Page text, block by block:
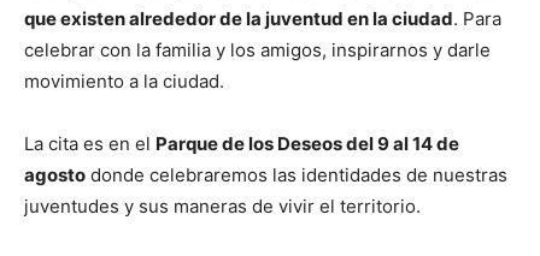
que existen alrededor de la juventud en la ciudad. Para
celebrar con la familia y los amigos, inspirarnos y darle
movimiento a la ciudad.
La cita es en el Parque de los Deseos del 9 al 14 de
agosto donde celebraremos las identidades de nuestras
juventudes y sus maneras de vivir el territorio.